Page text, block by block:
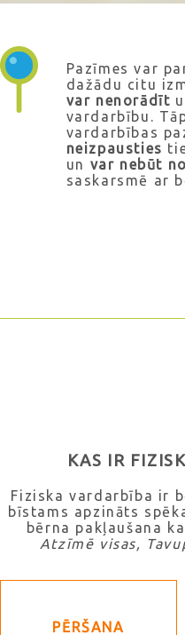
Pazīmes var
dažādu citu
var nenorādīt
vardarbību.
vardarbības
neizpausties
un var nebūt
saskarsmē ar
KAS IR
Fiziska vardarbība ir
bīstams apzināts
bērna pakļaušana
Atzīmē visas,
PĒRŠANA